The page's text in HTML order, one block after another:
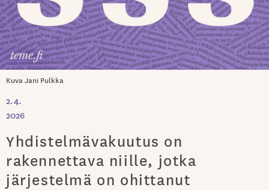
Kuva Jani Pulkka
2.4.
2026
Yhdistelmävakuutus on
rakennettava niille, jotka
järjestelmä on ohittanut